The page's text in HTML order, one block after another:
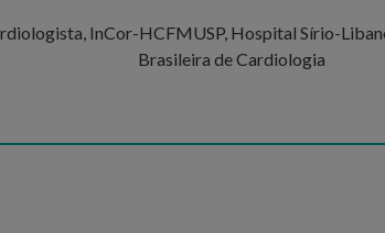
InCor-HCFMUSP, Hospital Sírio-
Brasileira de Cardiologia